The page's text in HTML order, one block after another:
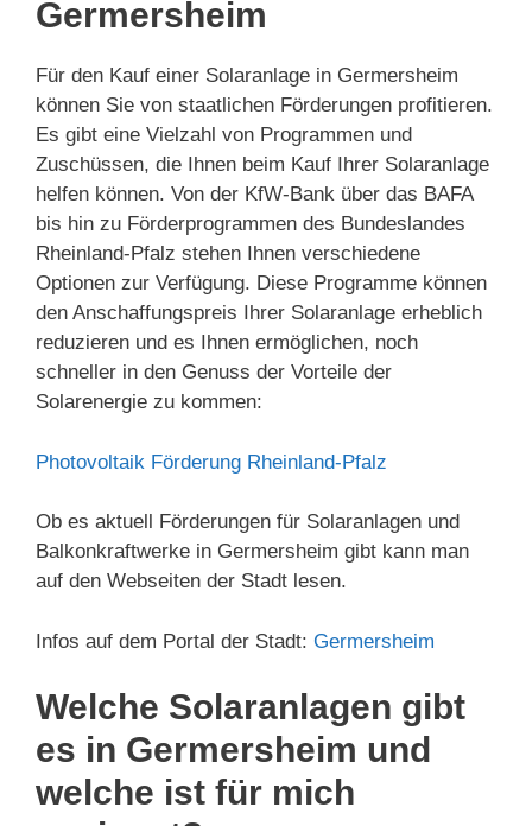
Germersheim
Für den Kauf einer Solaranlage in Germersheim
können Sie von staatlichen Förderungen profitieren.
Es gibt eine Vielzahl von Programmen und
Zuschüssen, die Ihnen beim Kauf Ihrer Solaranlage
helfen können. Von der KfW-Bank über das BAFA
bis hin zu Förderprogrammen des Bundeslandes
Rheinland-Pfalz stehen Ihnen verschiedene
Optionen zur Verfügung. Diese Programme können
den Anschaffungspreis Ihrer Solaranlage erheblich
reduzieren und es Ihnen ermöglichen, noch
schneller in den Genuss der Vorteile der
Solarenergie zu kommen:
Photovoltaik Förderung Rheinland-Pfalz
Ob es aktuell Förderungen für Solaranlagen und
Balkonkraftwerke in Germersheim gibt kann man
auf den Webseiten der Stadt lesen.
Infos auf dem Portal der Stadt: Germersheim
Welche Solaranlagen gibt
es in Germersheim und
welche ist für mich